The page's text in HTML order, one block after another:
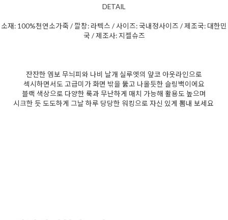
DETAIL
소재: 100%천연소가죽 / 깔창: 라텍스 / 사이즈: 국내정사이즈 / 제조국: 대한민
국 / 제조사: 지젤슈즈
잔잔한 엠보 무늬피와 나비 날개 실루엣의 앞코 아웃라인으로
섹시하면서도 고급미가 화면 밖을 뚫고 나올듯한 슬링백이에요
블랙 색상으로 다양한 룩과 무난하게 매치 가능해 활용도 높으며
시크한 듯 도도하게 그날 하루 당당한 워킹으로 자신 있게 뽐내 보세요